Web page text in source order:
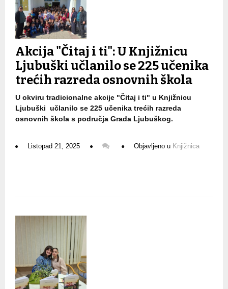
Akcija "Čitaj i ti": U Knjižnicu
Ljubuški učlanilo se 225 učenika
trećih razreda osnovnih škola
U okviru tradicionalne akcije "Čitaj i ti" u Knjižnicu
Ljubuški učlanilo se 225 učenika trećih razreda
osnovnih škola s područja Grada Ljubuškog.
Listopad 21, 2025 Objavljeno u Knjižnica